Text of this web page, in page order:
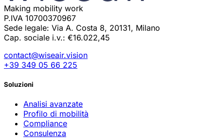
Making mobility work
P.IVA 10700370967
Sede legale: Via A. Costa 8, 20131, Milano
Cap. sociale i.v.: €16.022,45
contact@wiseair.vision
+39 349 05 66 225
Soluzioni
Analisi avanzate
Profilo di mobilità
Compliance
Consulenza